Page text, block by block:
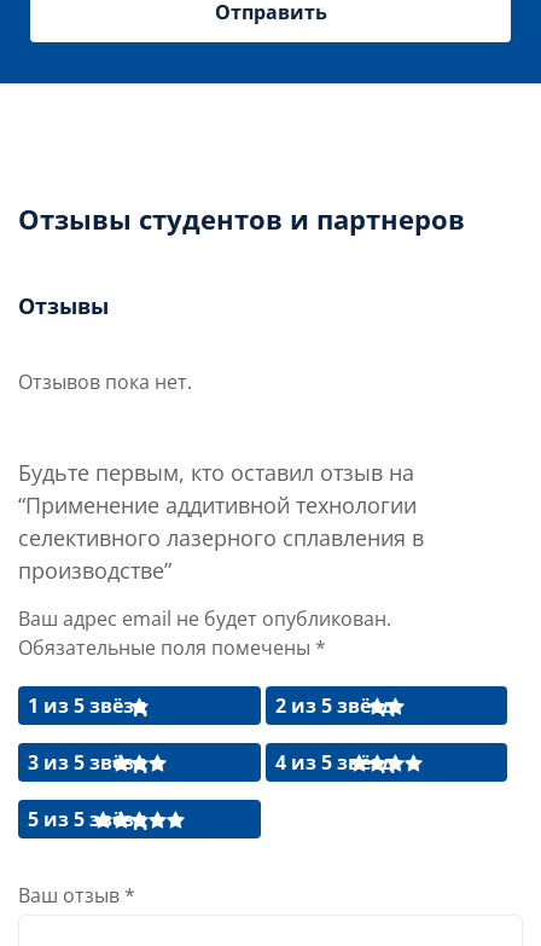
Отзывы студентов и партнеров
Отзывы
Отзывов пока нет.
Будьте первым, кто оставил отзыв на
“Применение аддитивной технологии
селективного лазерного сплавления в
производстве”
Ваш адрес email не будет опубликован.
Обязательные поля помечены *
1 из 5 звёзд 2 из 5 звёзд
3 из 5 звёзд 4 из 5 звёзд
5 из 5 звёзд
Ваш отзыв *